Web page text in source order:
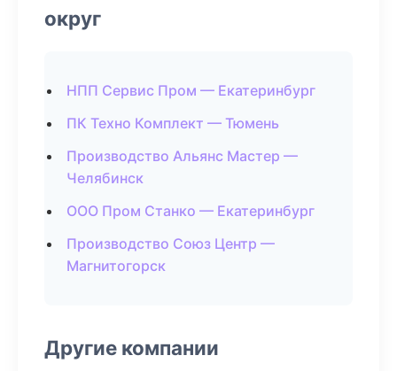
округ
НПП Сервис Пром — Екатеринбург
ПК Техно Комплект — Тюмень
Производство Альянс Мастер —
Челябинск
ООО Пром Станко — Екатеринбург
Производство Союз Центр —
Магнитогорск
Другие компании